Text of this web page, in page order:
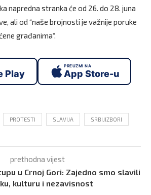
napredna stranka će od 26. do 28. juna
ali od “naše brojnosti je važnije poruke
građanima“.
Play
PREUZMI NA
App Store-u
PROTESTI SLAVIJA SRBIJIZBORI
prethodna vijest
u Crnoj Gori: Zajedno smo slavili
kulturu i nezavisnost